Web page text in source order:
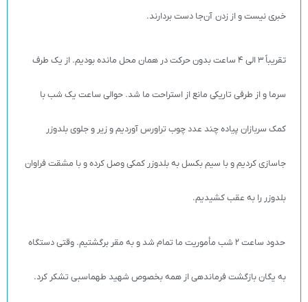
خبری نیست و از زدن آن‌جا دست بردارند.
تقریباً 3 الی 4 ساعت بدون حرکت در همان محل مانده بودیم. از یک طرف
سرما و از طرفی تاریکی مانع از استراحت ما شد. حوالی ساعت یک شب با
کمک سربازان پیاده چند عدد چوب تراورس آوردیم و زیر و جلوی بلدوزر
جاسازی کردیم و با سیم بکسل به بلدوزر کمکی وصل کرده و با مشقت فراوان
بلدوزر را به عقب کشیدیم.
حدود ساعت 2 شب مأموریت ما تمام شد و به مقر برگشتیم. وقتی دستگاه
به یگان بازگشت فرماندهی از همه بخصوص شهید طهماسبی تشکر کرد.